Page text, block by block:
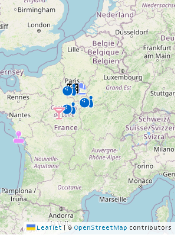
Leaflet |© OpenStreetMap contributors